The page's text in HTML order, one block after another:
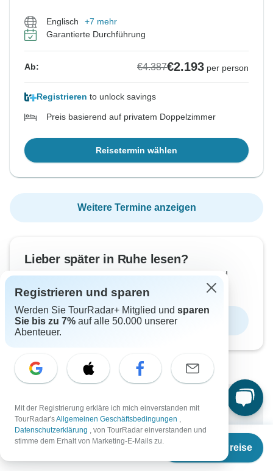
Ab€4.387
Termine & Preise
Englisch
+7 mehr
Garantierte Durchführung
Ab: €4.387€2.193 per person
Registrieren to unlock savings
Preis basierend auf privatem Doppelzimmer
Reisetermin wählen
Weitere Termine anzeigen
Lieber später in Ruhe lesen?
Laden Sie das Prospekt als PDF herunter und
starten Sie mit der Reiseplanung.
Broschüre herunterladen
Warum bei TourRadar buchen?
Flexible Zahlungsmöglichkeiten
Erfahrene und geprüfte Reiseveranstalter
Registrieren und sparen
Werden Sie TourRadar+ Mitglied und sparen
Sie bis zu 7% auf alle 50.000 unserer
Abenteuer.
Mit der Registrierung erkläre ich mich einverstanden mit
TourRadar'sAllgemeinen Geschäftsbedingungen ,
Datenschutzerklärung , von TourRadar einverstanden und
stimme dem Erhalt von Marketing-E-Mails zu.